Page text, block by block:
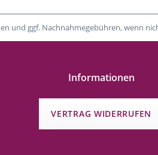
und ggf. Nachnahmegebühren, wenn
Informationen
VERTRAG WIDERRUFEN